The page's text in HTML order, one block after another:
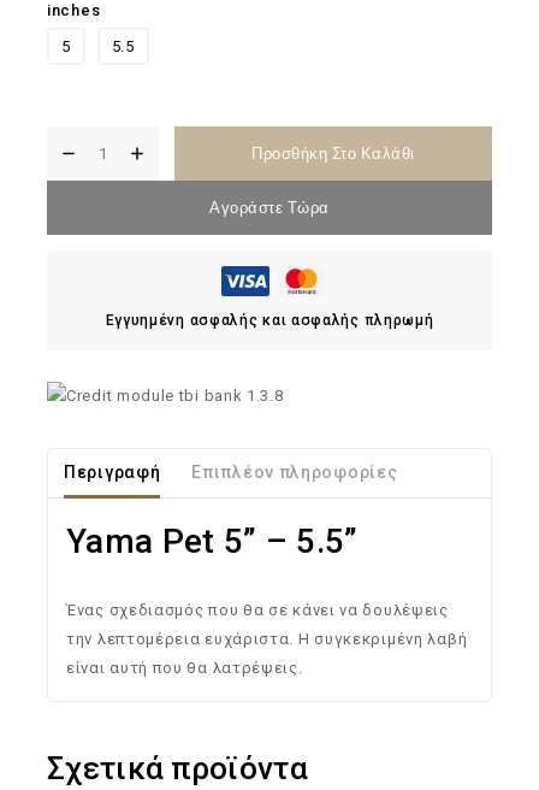
inches
5
5.5
Προσθήκη Στο Καλάθι
Αγοράστε Τώρα
Εγγυημένη ασφαλής και ασφαλής πληρωμή
Περιγραφή Επιπλέον πληροφορίες
Yama Pet 5” – 5.5”
Ένας σχεδιασμός που θα σε κάνει να δουλέψεις
την λεπτομέρεια ευχάριστα. Η συγκεκριμένη λαβή
είναι αυτή που θα λατρέψεις.
Σχετικά προϊόντα